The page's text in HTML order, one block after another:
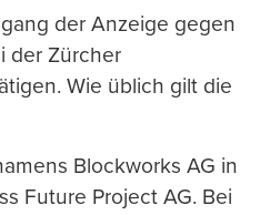
der Anzeige gegen
der Zürcher
Wie üblich gilt die
Blockworks AG in
Future Project AG. Bei